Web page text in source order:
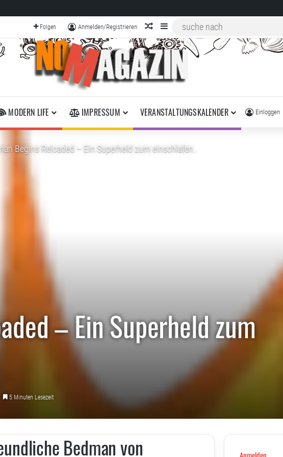
Folgen Anmelden/Registrieren zufälliger Artikel
Sidebar
MODERN LIFE IMPRESSUM VERANSTALTUNGSKALENDER Einloggen
Begins Reloaded – Ein Superheld zum einschlafen..
– Ein Superheld zum
5 Minuten Lesezeit
Bedman von